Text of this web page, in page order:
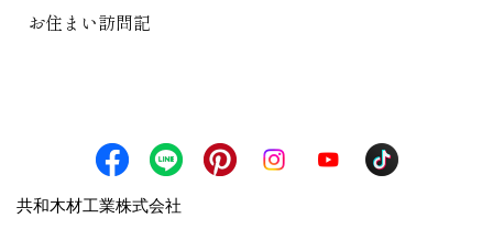
お住まい訪問記
共和木材工業株式会社